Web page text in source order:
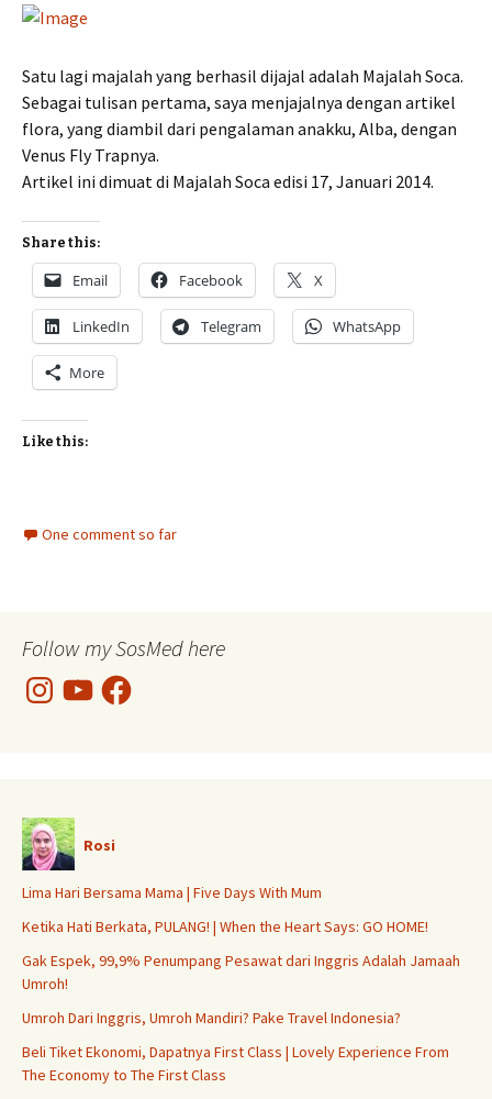
Satu lagi majalah yang berhasil dijajal adalah Majalah Soca.
Sebagai tulisan pertama, saya menjajalnya dengan artikel
flora, yang diambil dari pengalaman anakku, Alba, dengan
Venus Fly Trapnya.
Artikel ini dimuat di Majalah Soca edisi 17, Januari 2014.
Share this:
Email Facebook X
LinkedIn Telegram WhatsApp
More
Like this:
One comment so far
Follow my SosMed here
InstagramYouTubeFacebook
Rosi
Lima Hari Bersama Mama | Five Days With Mum
Ketika Hati Berkata, PULANG! | When the Heart Says: GO HOME!
Gak Espek, 99,9% Penumpang Pesawat dari Inggris Adalah Jamaah
Umroh!
Umroh Dari Inggris, Umroh Mandiri? Pake Travel Indonesia?
Beli Tiket Ekonomi, Dapatnya First Class | Lovely Experience From
The Economy to The First Class